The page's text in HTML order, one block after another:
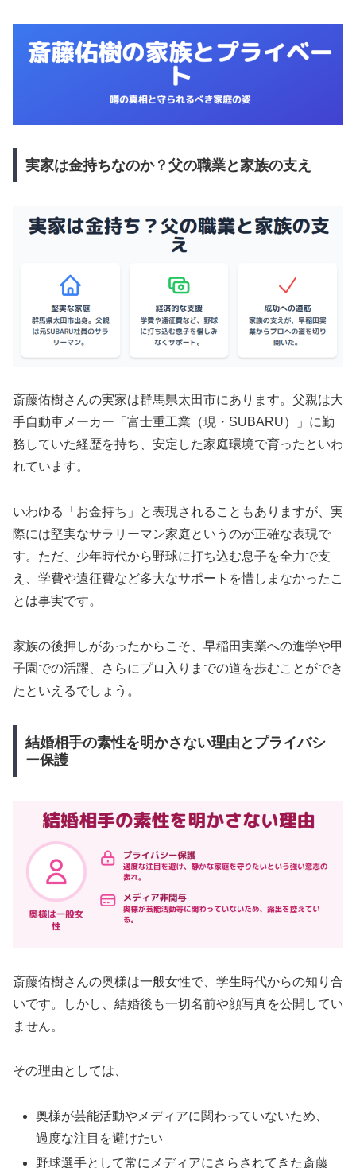
実家は金持ちなのか？父の職業と家族の支え
斎藤佑樹さんの実家は群馬県太田市にあります。父親は大
手自動車メーカー「富士重工業（現・SUBARU）」に勤
務していた経歴を持ち、安定した家庭環境で育ったといわ
れています。
いわゆる「お金持ち」と表現されることもありますが、実
際には堅実なサラリーマン家庭というのが正確な表現で
す。ただ、少年時代から野球に打ち込む息子を全力で支
え、学費や遠征費など多大なサポートを惜しまなかったこ
とは事実です。
家族の後押しがあったからこそ、早稲田実業への進学や甲
子園での活躍、さらにプロ入りまでの道を歩むことができ
たといえるでしょう。
結婚相手の素性を明かさない理由とプライバシ
ー保護
斎藤佑樹さんの奥様は一般女性で、学生時代からの知り合
いです。しかし、結婚後も一切名前や顔写真を公開してい
ません。
その理由としては、
奥様が芸能活動やメディアに関わっていないため、
過度な注目を避けたい
野球選手として常にメディアにさらされてきた斎藤